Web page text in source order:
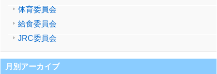
体育委員会
給食委員会
JRC委員会
月別アーカイブ